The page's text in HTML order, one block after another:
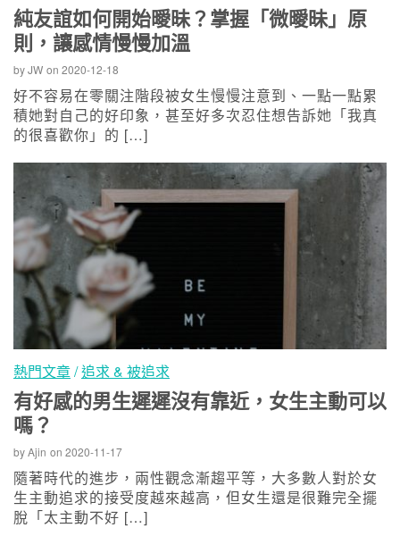
純友誼如何開始曖昧？掌握「微曖昧」原
則，讓感情慢慢加溫
byJW on 2020-12-18
好不容易在零關注階段被女生慢慢注意到、一點一點累
積她對自己的好印象，甚至好多次忍住想告訴她「我真
的很喜歡你」的 […]
熱門文章/追求 & 被追求
有好感的男生遲遲沒有靠近，女生主動可以
嗎？
byAjin on 2020-11-17
隨著時代的進步，兩性觀念漸趨平等，大多數人對於女
生主動追求的接受度越來越高，但女生還是很難完全擺
脫「太主動不好 […]